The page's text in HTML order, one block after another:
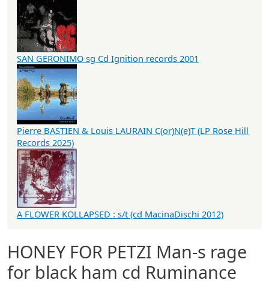
HONEY FOR PETZI Man-s rage
for black ham cd Ruminance
SAN GERONIMO sg Cd Ignition records 2001
Pierre BASTIEN & Louis LAURAIN C(or)N(e)T (LP Rose Hill
Records 2025)
A FLOWER KOLLAPSED : s/t (cd MacinaDischi 2012)